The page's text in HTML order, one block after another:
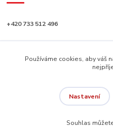
+420 733 512 496
info@capushop.cz
Vytvořeno na
Používáme cookies, aby váš
Nastavení
Souhlas